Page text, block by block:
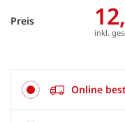
Preis
inkl.
Online